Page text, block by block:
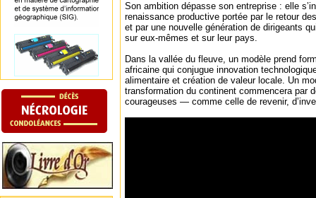
Son ambition dépasse son entreprise : elle
renaissance productive portée par le retour
et par une nouvelle génération de dirigeants
sur eux-mêmes et sur leur pays.
Dans la vallée du fleuve, un modèle prend
africaine qui conjugue innovation
alimentaire et création de valeur locale. Un
transformation du continent commencera par
courageuses — comme celle de revenir,